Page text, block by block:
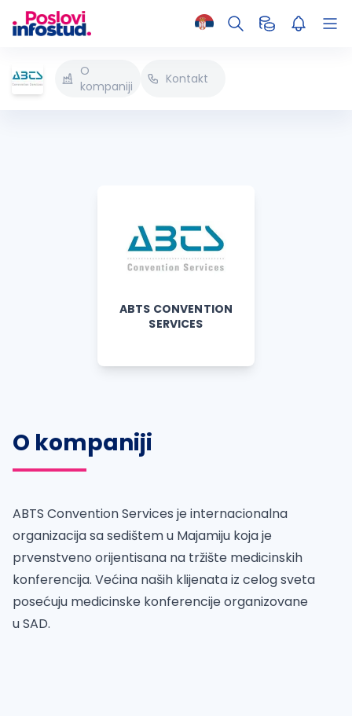
O
kompaniji
Kontakt
ABTS CONVENTION
SERVICES
O kompaniji
ABTS Convention Services je internacionalna
organizacija sa sedištem u Majamiju koja je
prvenstveno orijentisana na tržište medicinskih
konferencija. Većina naših klijenata iz celog sveta
posećuju medicinske konferencije organizovane
u SAD.